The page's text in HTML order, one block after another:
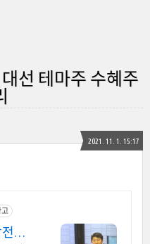
선 테마주 수혜주
2021. 11. 1. 15:17
고
문